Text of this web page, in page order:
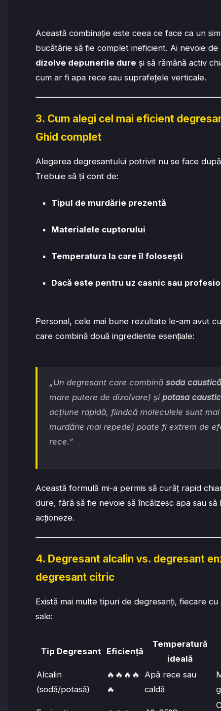
Această combinație este ceea ce face ca un
bucătărie să fie complet ineficient. Ai nevoie
dizolve depunerile dure și să rămână activ
cum ar fi apa rece sau suprafețele verticale.
3. Cum alegi cel mai eficient
Ghid complet
Alegerea degresantului potrivit nu se face
Trebuie să ții cont de:
Tipul de murdărie prezentă
Materialele cuptorului
Temperatura la care îl folosești
Dacă este pentru uz casnic sau
Personal, cele mai bune rezultate le-am avut
care combină două ingrediente esențiale:
„Un degresant care combină soda caustică
mare putere de dizolvare) și potasa
acțiune rapidă, fiindcă moleculele sunt
murdărie mai repede) poate fi extrem de
rece.”
Această formulă mi-a permis să curăț rapid
dure, fără să fie nevoie să încălzesc apa sau
acționeze.
4. Degresant alcalin vs. degresant
degresant citric
Există mai multe tipuri de degresanți, fiecare cu
sale:
Tip Degresant Eficiență
Temperatură
ideală
Alcalin
(sodă/potasă)
🔥🔥🔥🔥
🔥
Apă rece sau
caldă